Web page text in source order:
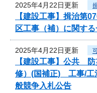
2025年4月22日更新
【建設工事】揖治第
区工事（補）に関す
2025年4月22日更新
【建設工事】公共
修）(国補正) 工事/工
般競争入札公告